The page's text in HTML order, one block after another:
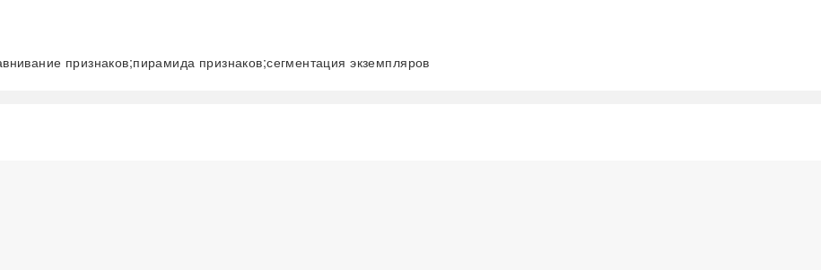
признаков;пирамида признаков;сегментация экземпляров